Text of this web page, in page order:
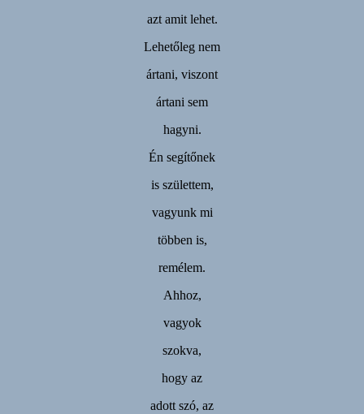
azt amit lehet.
Lehetőleg nem
ártani, viszont
ártani sem
hagyni.
Én segítőnek
is születtem,
vagyunk mi
többen is,
remélem.
Ahhoz,
vagyok
szokva,
hogy az
adott szó, az